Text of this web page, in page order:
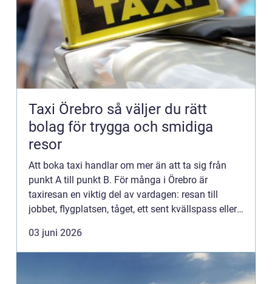
Taxi Örebro så väljer du rätt
bolag för trygga och smidiga
resor
Att boka taxi handlar om mer än att ta sig från
punkt A till punkt B. För många i Örebro är
taxiresan en viktig del av vardagen: resan till
jobbet, flygplatsen, tåget, ett sent kvällspass eller
trygghet oc...
03 juni 2026